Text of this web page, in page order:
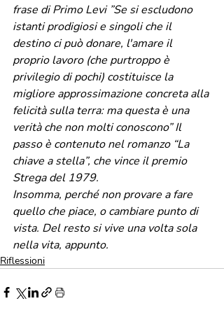
frase di Primo Levi ”Se si escludono
istanti prodigiosi e singoli che il
destino ci può donare, l'amare il
proprio lavoro (che purtroppo è
privilegio di pochi) costituisce la
migliore approssimazione concreta alla
felicità sulla terra: ma questa è una
verità che non molti conoscono” Il
passo è contenuto nel romanzo “La
chiave a stella”, che vince il premio
Strega del 1979.
Insomma, perché non provare a fare
quello che piace, o cambiare punto di
vista. Del resto si vive una volta sola
nella vita, appunto.
Riflessioni